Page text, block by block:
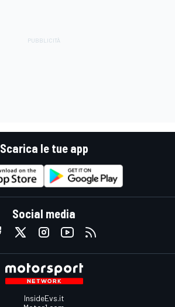
Scarica le tue app
Social media
InsideEvs.it